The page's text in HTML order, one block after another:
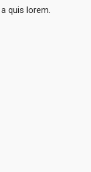
quis lorem.